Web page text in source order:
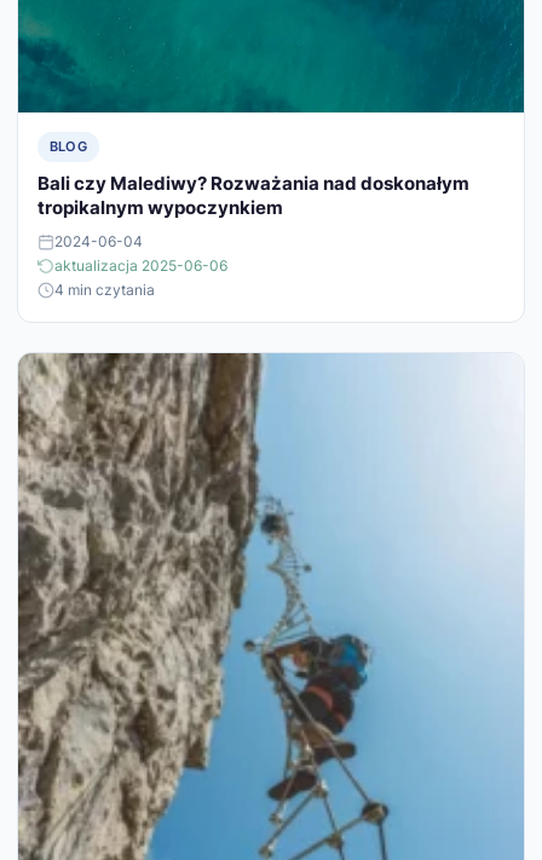
BLOG
Bali czy Malediwy? Rozważania nad doskonałym
tropikalnym wypoczynkiem
2024-06-04
aktualizacja 2025-06-06
4 min czytania